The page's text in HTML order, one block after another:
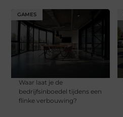
GAMES
Waar laat je de
bedrijfsinboedel tijdens een
flinke verbouwing?